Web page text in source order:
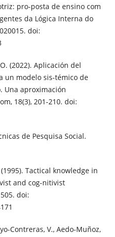
pro-posta de ensino com
da Lógica Interna do
doi:
(2022). Aplicación del
un modelo sis-témico de
Una aproximación
18(3), 201-210. doi:
de Pesquisa Social.
Tactical knowledge in
and cog-nitivist
doi:
Contreras, V., Aedo-Muñoz,